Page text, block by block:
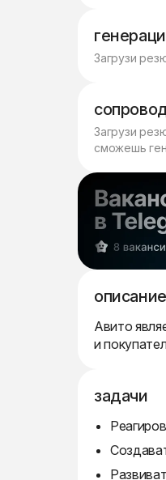
Загрузи
Загрузи
сможешь
описание
Авито
и
задачи